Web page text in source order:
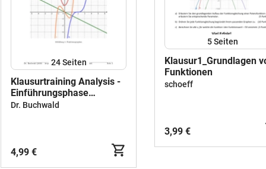
24Seiten
Klausurtraining Analysis -
Einführungsphase
(Mathematik, Arbeitsblatt
Dr. Buchwald
4,99 €
5Seiten
Klausur1_Grundlagen
Funktionen
schoeff
3,99 €